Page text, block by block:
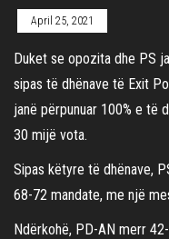
April 25, 2021
Duket se opozita dhe PS
sipas të dhënave të Exit
janë përpunuar 100% e të
30 mijë vota.
Sipas këtyre të dhënave,
68-72 mandate, me një
Ndërkohë, PD-AN merr